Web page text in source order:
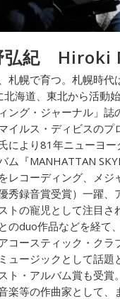
弘紀 Hiroki
札幌で育つ。札幌時代
北海道、東北から活動
ング・ジャーナル」誌
イルス・ディビスのプ
により81年ニューヨー
ム『MANHATTAN
レコーディング、メジ
秀録音賞受賞）一躍、
トの寵児として注目さ
のduo作品などを経て
コースティック・クラ
ュージックとして話題
ト・アルバム賞も受賞
楽等の作曲家として、